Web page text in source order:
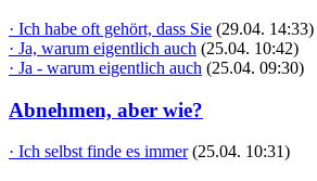
· Ich habe oft gehört, dass Sie (29.04. 14:33)
· Ja, warum eigentlich auch (25.04. 10:42)
· Ja - warum eigentlich auch (25.04. 09:30)
Abnehmen, aber wie?
· Ich selbst finde es immer (25.04. 10:31)